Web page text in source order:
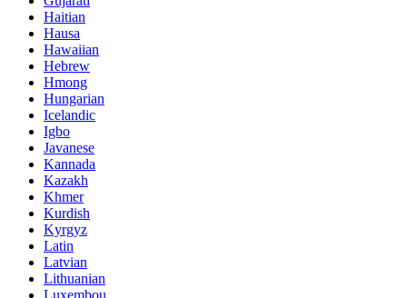
Haitian
Hausa
Hawaiian
Hebrew
Hmong
Hungarian
Icelandic
Igbo
Javanese
Kannada
Kazakh
Khmer
Kurdish
Kyrgyz
Latin
Latvian
Lithuanian
Luxembou..